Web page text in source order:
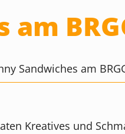
am
Sandwiches am
Kreatives und